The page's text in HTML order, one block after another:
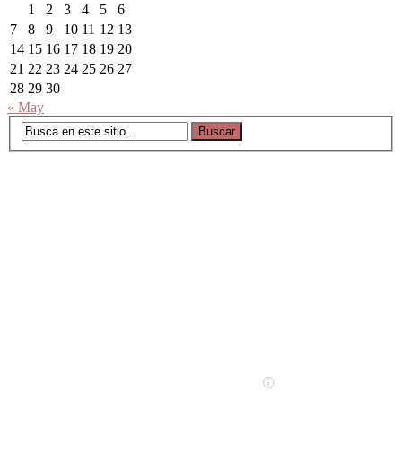
1
2 3 4 5
6
7
8 9 10 11 12 13
14 15 16 17 18 19 20
21 22 23 24 25 26 27
28 29 30
« May